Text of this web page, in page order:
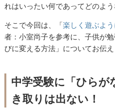
れはいったい何であってどのよう
そこで今回は、「楽しく遊ぶよ
者：小室尚子を参考に、子供が
びに変える方法」についてお伝え
中学受験に「ひらが
き取りは出ない！